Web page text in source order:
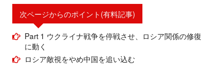
次ページからのポイント(有料記事)
Part 1 ウクライナ戦争を停戦させ、ロシア関係の修復
に動く
ロシア敵視をやめ中国を追い込む